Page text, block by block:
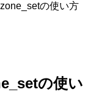
の使い方
の使い